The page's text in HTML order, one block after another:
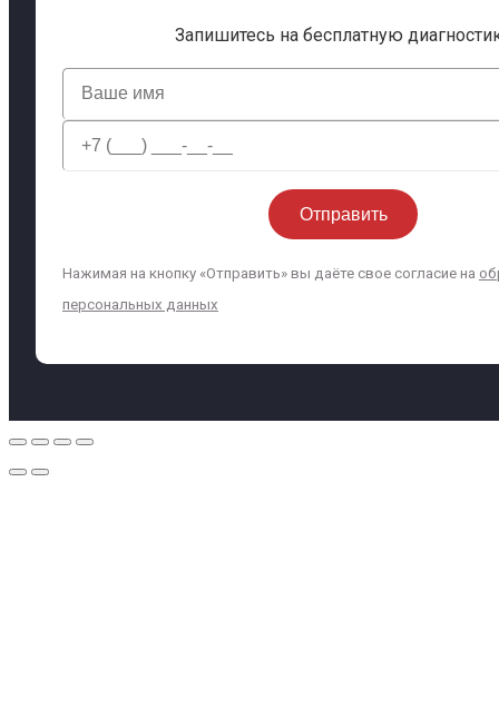
Запишитесь на бесплатную
Нажимая на кнопку «Отправить» вы даёте свое согласие на
персональных данных